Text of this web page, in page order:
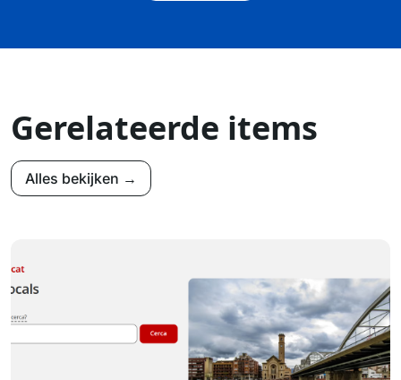
Gerelateerde items
Alles bekijken →